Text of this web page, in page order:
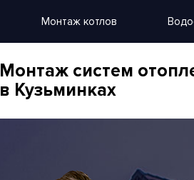
Монтаж котлов
Монтаж систем
в Кузьминках